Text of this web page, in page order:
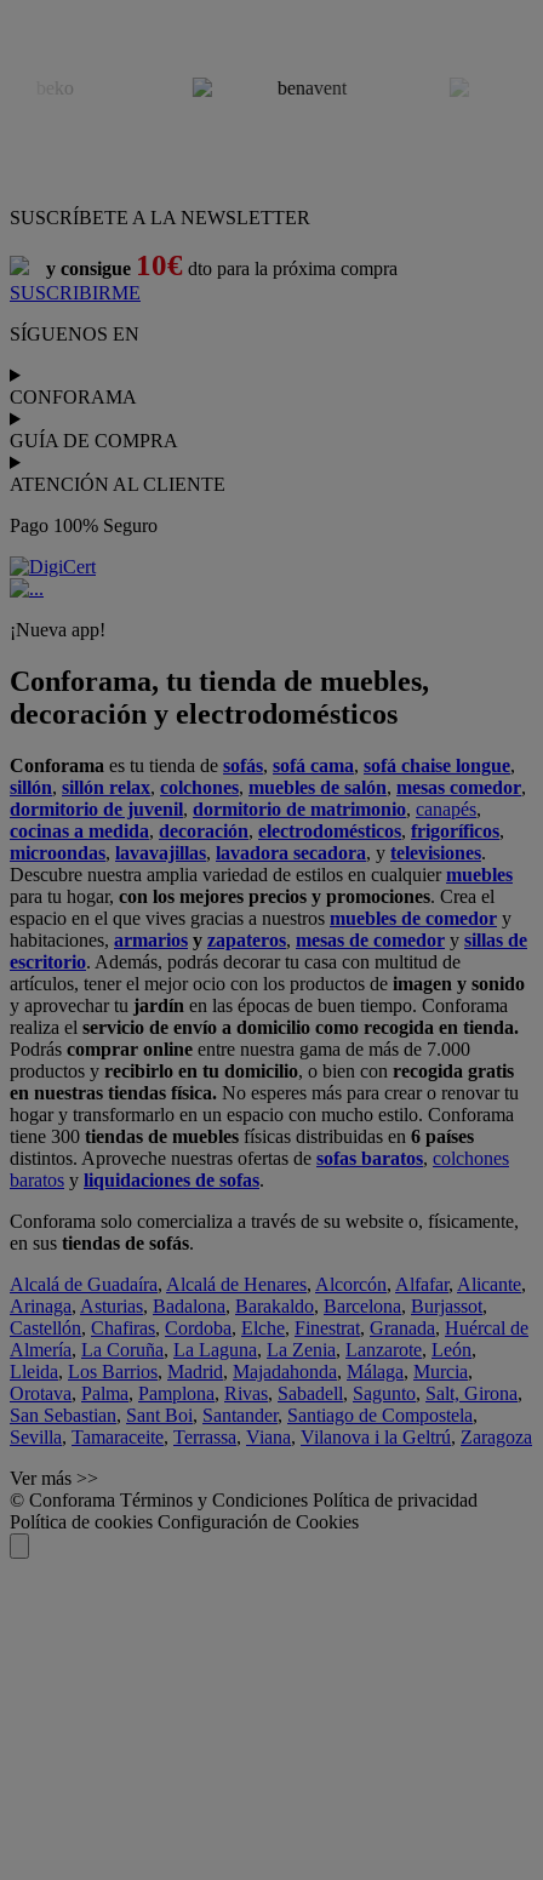
SUSCRÍBETE A LA NEWSLETTER
y consigue 10€ dto para la próxima compra
SUSCRIBIRME
SÍGUENOS EN
CONFORAMA
GUÍA DE COMPRA
ATENCIÓN AL CLIENTE
Pago 100% Seguro
¡Nueva app!
Conforama, tu tienda de muebles,
decoración y electrodomésticos
Conforama es tu tienda de sofás, sofá cama, sofá chaise longue,
sillón, sillón relax, colchones, muebles de salón, mesas comedor,
dormitorio de juvenil, dormitorio de matrimonio, canapés,
cocinas a medida, decoración, electrodomésticos, frigoríficos,
microondas, lavavajillas, lavadora secadora, y televisiones.
Descubre nuestra amplia variedad de estilos en cualquiermuebles
para tu hogar, con los mejores precios y promociones. Crea el
espacio en el que vives gracias a nuestros muebles de comedor y
habitaciones, armarios y zapateros, mesas de comedor y sillas de
escritorio. Además, podrás decorar tu casa con multitud de
artículos, tener el mejor ocio con los productos de imagen y sonido
y aprovechar tu jardín en las épocas de buen tiempo. Conforama
realiza el servicio de envío a domicilio como recogida en tienda.
Podrás comprar online entre nuestra gama de más de 7.000
productos y recibirlo en tu domicilio, o bien con recogida gratis
en nuestras tiendas física. No esperes más para crear o renovar tu
hogar y transformarlo en un espacio con mucho estilo. Conforama
tiene 300 tiendas de muebles físicas distribuidas en 6 países
distintos. Aproveche nuestras ofertas de sofas baratos, colchones
baratos y liquidaciones de sofas.
Conforama solo comercializa a través de su website o, físicamente,
en sus tiendas de sofás.
Alcalá de Guadaíra, Alcalá de Henares, Alcorcón, Alfafar, Alicante,
Arinaga, Asturias, Badalona, Barakaldo, Barcelona, Burjassot,
Castellón, Chafiras, Cordoba, Elche, Finestrat, Granada, Huércal de
Almería, La Coruña, La Laguna, La Zenia, Lanzarote, León,
Lleida, Los Barrios, Madrid, Majadahonda, Málaga, Murcia,
Orotava, Palma, Pamplona, Rivas, Sabadell, Sagunto, Salt, Girona,
San Sebastian, Sant Boi, Santander, Santiago de Compostela,
Sevilla, Tamaraceite, Terrassa, Viana, Vilanova i la Geltrú, Zaragoza
Ver más >>
© Conforama Términos y Condiciones Política de privacidad
Política de cookies Configuración de Cookies